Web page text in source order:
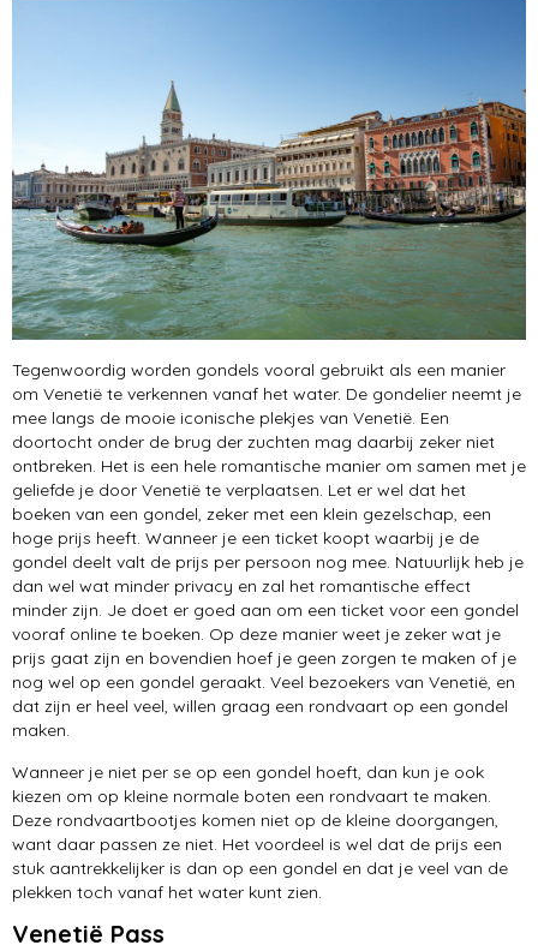
Tegenwoordig worden gondels vooral gebruikt als een manier
om Venetië te verkennen vanaf het water. De gondelier neemt je
mee langs de mooie iconische plekjes van Venetië. Een
doortocht onder de brug der zuchten mag daarbij zeker niet
ontbreken. Het is een hele romantische manier om samen met je
geliefde je door Venetië te verplaatsen. Let er wel dat het
boeken van een gondel, zeker met een klein gezelschap, een
hoge prijs heeft. Wanneer je een ticket koopt waarbij je de
gondel deelt valt de prijs per persoon nog mee. Natuurlijk heb je
dan wel wat minder privacy en zal het romantische effect
minder zijn. Je doet er goed aan om een ticket voor een gondel
vooraf online te boeken. Op deze manier weet je zeker wat je
prijs gaat zijn en bovendien hoef je geen zorgen te maken of je
nog wel op een gondel geraakt. Veel bezoekers van Venetië, en
dat zijn er heel veel, willen graag een rondvaart op een gondel
maken.
Wanneer je niet per se op een gondel hoeft, dan kun je ook
kiezen om op kleine normale boten een rondvaart te maken.
Deze rondvaartbootjes komen niet op de kleine doorgangen,
want daar passen ze niet. Het voordeel is wel dat de prijs een
stuk aantrekkelijker is dan op een gondel en dat je veel van de
plekken toch vanaf het water kunt zien.
Venetië Pass